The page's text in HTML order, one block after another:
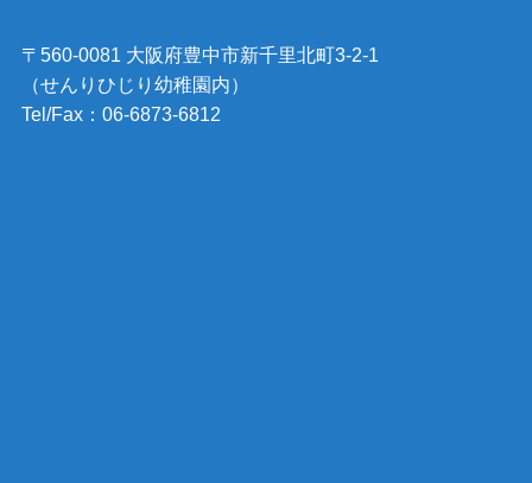
〒560-0081 大阪府豊中市新千里北町3-2-1
（せんりひじり幼稚園内）
Tel/Fax：06-6873-6812